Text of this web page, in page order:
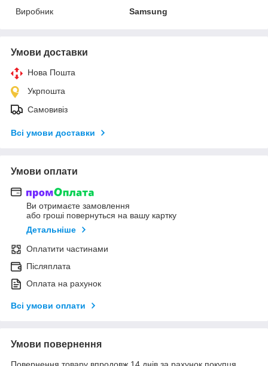
Виробник
Samsung
Умови доставки
Нова Пошта
Укрпошта
Самовивіз
Всі умови доставки
Умови оплати
Ви отримаєте замовлення
або гроші повернуться на вашу картку
Детальніше
Оплатити частинами
Післяплата
Оплата на рахунок
Всі умови оплати
Умови повернення